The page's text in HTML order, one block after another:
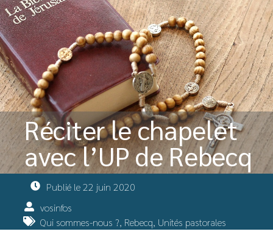
Réciter le chapelet
avec l’UP de Rebecq
Publié le22 juin 2020
vosinfos
Qui sommes-nous ?, Rebecq, Unités pastorales